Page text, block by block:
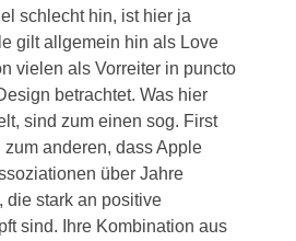
schlecht hin, ist hier ja
gilt allgemein hin als Love
vielen als Vorreiter in puncto
betrachtet. Was hier
sind zum einen sog. First
zum anderen, dass Apple
über Jahre
die stark an positive
sind. Ihre Kombination aus